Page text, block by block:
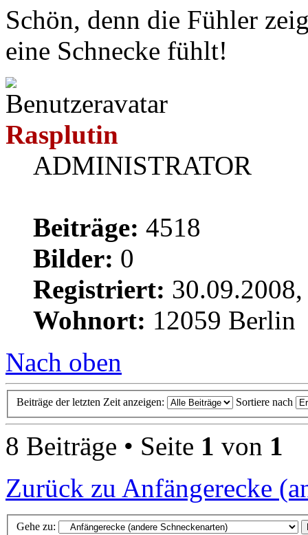
Schön, denn die Fühler
eine Schnecke fühlt!
Rasplutin
ADMINISTRATOR
Beiträge: 4518
Bilder: 0
Registriert:
Wohnort: 12059 Berlin
Nach oben
Beiträge der letzten Zeit anzeigen: Sortiere nach
8 Beiträge • Seite 1 von 1
Zurück zu Anfängerecke
Gehe zu: